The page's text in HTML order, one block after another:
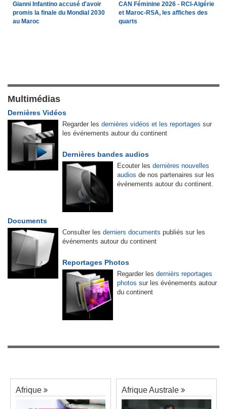
Gianni Infantino accusé d'avoir
promis la finale du Mondial 2030
au Maroc
CAN Féminine 2026 - RCI-Algérie
et Maroc-RSA, les affiches des
quarts
Multimédias
Dernières Vidéos
Regarder les dernières vidéos et les reportages sur
les événements autour du continent
Dernières bandes audios
Ecouter les dernières nouvelles
audios de nos partenaires sur les
événements autour du continent.
Documents
Consulter les derniers documents publiés sur les
événements autour du continent
Reportages Photos
Regarder les dernièrs reportages
photos sur les événements autour
du continent
Afrique Afrique Australe